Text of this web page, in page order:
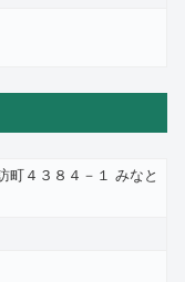
町４３８４－１ みなと